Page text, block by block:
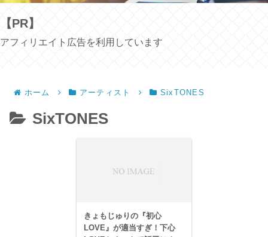
【PR】
アフィリエイト広告を利用しています
ホーム アーティスト SixTONES
SixTONES
きょもじゅりの『初心
LOVE』が適当すぎ！下心